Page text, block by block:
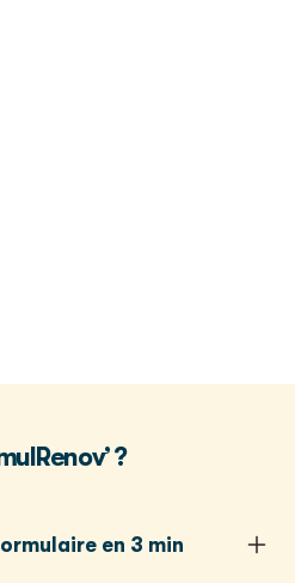
?
en 3 min